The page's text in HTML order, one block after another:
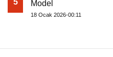
Model
18 Ocak 2026-00:11